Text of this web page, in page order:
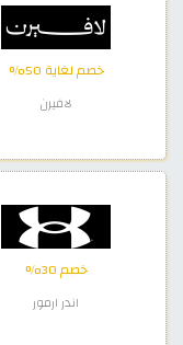
خصم لغاية 50%
لافيرن
خصم 30%
اندر ارمور